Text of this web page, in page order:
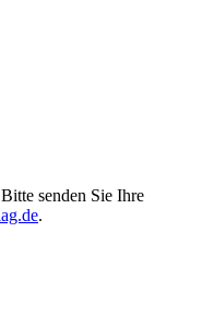
senden Sie Ihre
.